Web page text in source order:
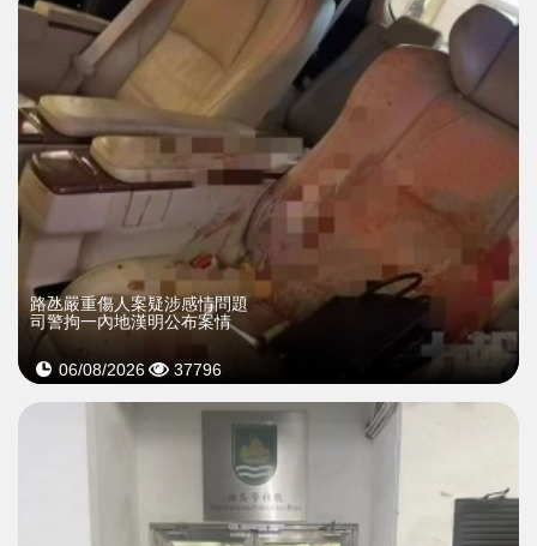
​路氹嚴重傷人案疑涉感情問題
司警拘一內地漢明公布案情
06/08/2026 37796